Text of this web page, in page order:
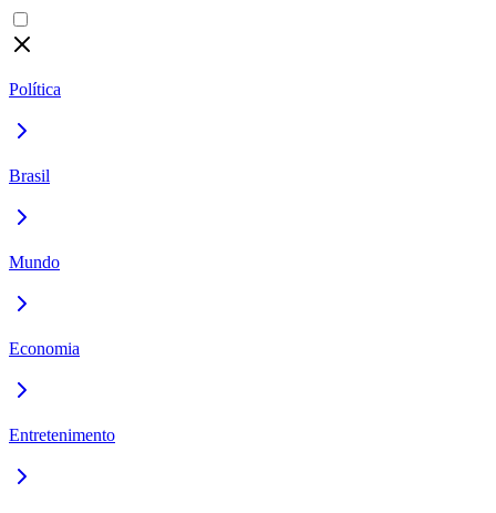
Política
Brasil
Mundo
Economia
Entretenimento